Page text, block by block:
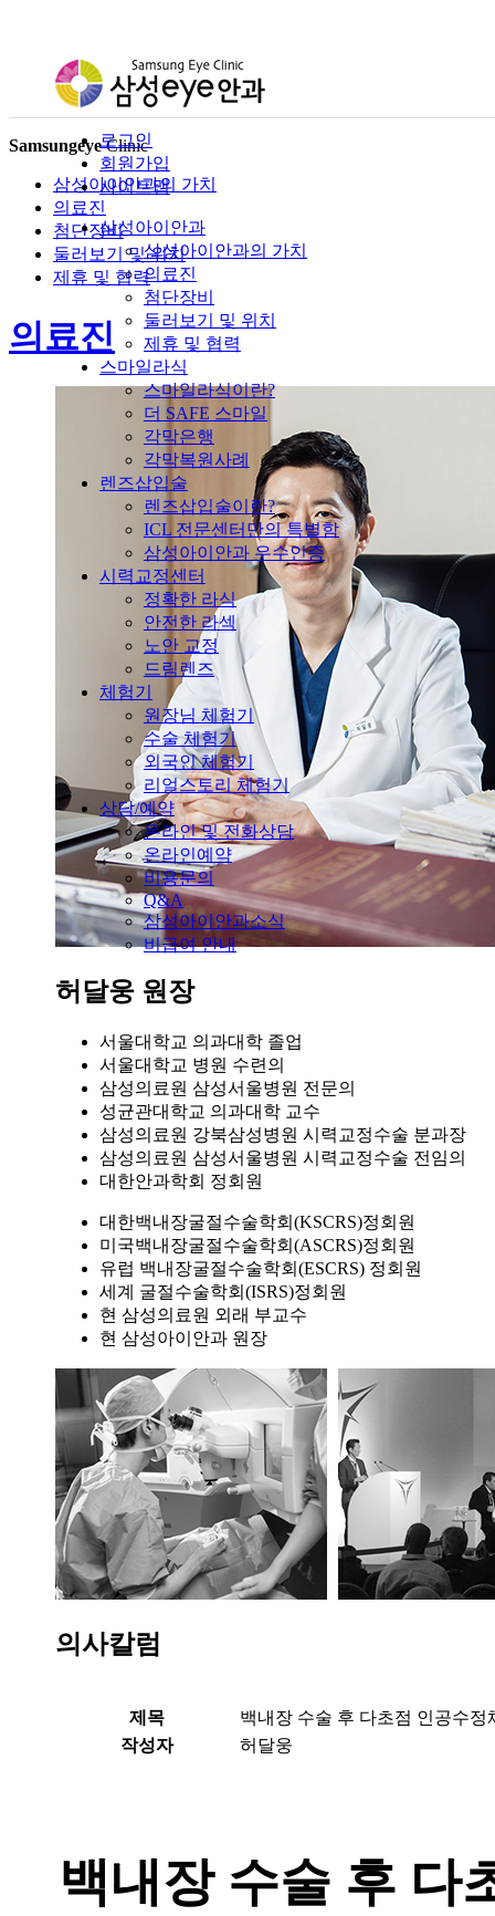
로그인
회원가입
사이트맵
삼성아이안과
삼성아이안과의 가치
의료진
첨단장비
둘러보기 및 위치
제휴 및 협력
스마일라식
스마일라식이란?
더 SAFE 스마일
각막은행
각막복원사례
렌즈삽입술
렌즈삽입술이란?
ICL 전문센터만의 특별함
삼성아이안과 우수인증
시력교정센터
정확한 라식
안전한 라섹
노안 교정
드림렌즈
체험기
원장님 체험기
수술 체험기
외국인 체험기
리얼스토리 체험기
상담/예약
온라인 및 전화상담
온라인예약
비용문의
Q&A
삼성아이안과소식
비급여 안내
SamsungeyeClinic
삼성아이안과의 가치
의료진
첨단장비
둘러보기 및 위치
제휴 및 협력
의료진
허달웅 원장
서울대학교 의과대학 졸업
서울대학교 병원 수련의
삼성의료원 삼성서울병원 전문의
성균관대학교 의과대학 교수
삼성의료원 강북삼성병원 시력교정수술 분과장
삼성의료원 삼성서울병원 시력교정수술 전임의
대한안과학회 정회원
대한백내장굴절수술학회(KSCRS)정회원
미국백내장굴절수술학회(ASCRS)정회원
유럽 백내장굴절수술학회(ESCRS) 정회원
세계 굴절수술학회(ISRS)정회원
현 삼성의료원 외래 부교수
현 삼성아이안과 원장
의사칼럼
제목
백내장 수술 후 다초점 인공수정
작성자
허달웅
백내장 수술 후 다